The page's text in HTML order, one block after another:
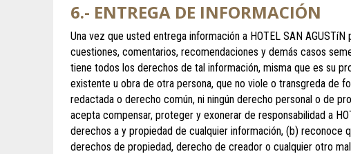
6.- ENTREGA DE INFORMACIÓN
Una vez que usted entrega información a HOTEL SAN
cuestiones, comentarios, recomendaciones y demás casos
tiene todos los derechos de tal información, misma que es su
existente u obra de otra persona, que no viole o transgreda de
redactada o derecho común, ni ningún derecho personal o de
acepta compensar, proteger y exonerar de responsabilidad a
derechos a y propiedad de cualquier información, (b) reconoce
derechos de propiedad, derecho de creador o cualquier otro